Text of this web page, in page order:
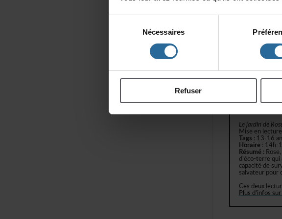
consentement
Nécessaires
Refuser
Tags:7-10ans
Tags :13-
Horaire :14h-
Résumé:
d'éco-